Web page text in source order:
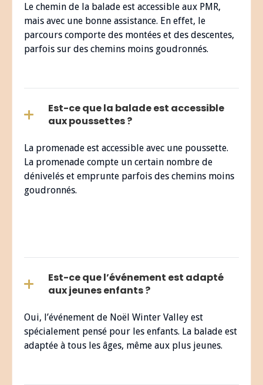
Le chemin de la balade est accessible aux PMR,
mais avec une bonne assistance. En effet, le
parcours comporte des montées et des descentes,
parfois sur des chemins moins goudronnés.
Est-ce que la balade est accessible
aux poussettes ?
La promenade est accessible avec une poussette.
La promenade compte un certain nombre de
dénivelés et emprunte parfois des chemins moins
goudronnés.
Est-ce que l’événement est adapté
aux jeunes enfants ?
Oui, l’événement de Noël Winter Valley est
spécialement pensé pour les enfants. La balade est
adaptée à tous les âges, même aux plus jeunes.